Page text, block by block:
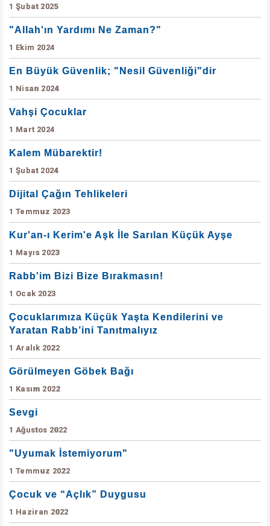
1 Şubat 2025
"Allah'ın Yardımı Ne Zaman?"
1 Ekim 2024
En Büyük Güvenlik; "Nesil Güvenliği"dir
1 Nisan 2024
Vahşi Çocuklar
1 Mart 2024
Kalem Mübarektir!
1 Şubat 2024
Dijital Çağın Tehlikeleri
1 Temmuz 2023
Kur'an-ı Kerim'e Aşk İle Sarılan Küçük Ayşe
1 Mayıs 2023
Rabb'im Bizi Bize Bırakmasın!
1 Ocak 2023
Çocuklarımıza Küçük Yaşta Kendilerini ve
Yaratan Rabb’ini Tanıtmalıyız
1 Aralık 2022
Görülmeyen Göbek Bağı
1 Kasım 2022
Sevgi
1 Ağustos 2022
"Uyumak İstemiyorum"
1 Temmuz 2022
Çocuk ve “Açlık” Duygusu
1 Haziran 2022